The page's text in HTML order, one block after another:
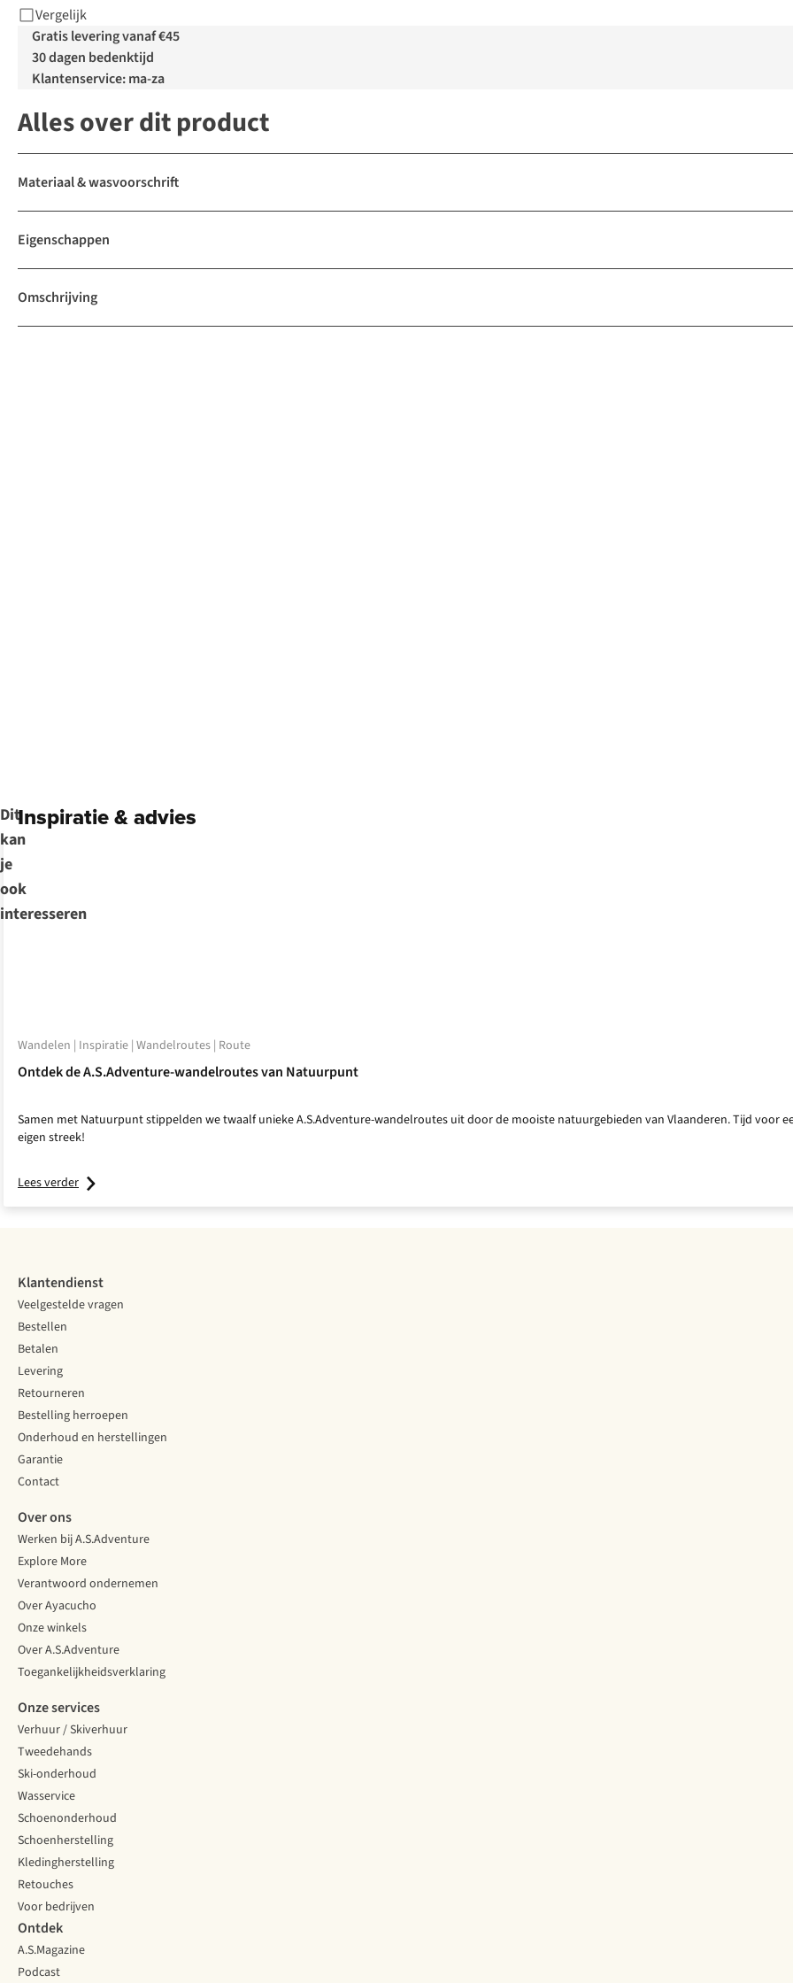
Vergelijk
Gratis levering vanaf €45
30 dagen bedenktijd
Klantenservice: ma-za
Alles over dit product
Materiaal & wasvoorschrift
Eigenschappen
Omschrijving
Dit
kan
je
ook
interesseren
Inspiratie & advies
Wandelen | Inspiratie | Wandelroutes | Route
Ontdek de A.S.Adventure-wandelroutes van Natuurpunt
Samen met Natuurpunt stippelden we twaalf unieke A.S.Adventure-wandelroutes uit door de mooiste natuurgebieden van Vlaanderen. Tijd voor
eigen streek!
Lees verder
Klantendienst
Veelgestelde vragen
Bestellen
Betalen
Levering
Retourneren
Bestelling herroepen
Onderhoud en herstellingen
Garantie
Contact
Over ons
Werken bij A.S.Adventure
Explore More
Verantwoord ondernemen
Over Ayacucho
Onze winkels
Over A.S.Adventure
Toegankelijkheidsverklaring
Onze services
Verhuur / Skiverhuur
Tweedehands
Ski-onderhoud
Wasservice
Schoenonderhoud
Schoenherstelling
Kledingherstelling
Retouches
Voor bedrijven
Ontdek
A.S.Magazine
Podcast